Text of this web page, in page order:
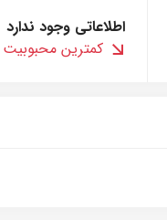
اطلاعاتی وجود ندارد
کمترین محبوبیت